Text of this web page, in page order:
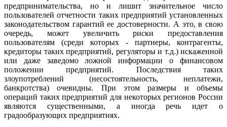
предпринимательства, но и лишит значительное число
пользователей отчетности таких предприятий установленных
законодательством гарантий ее достоверности. А это, в свою
очередь, может увеличить риски предоставления
пользователям (среди которых - партнеры, контрагенты,
кредиторы таких предприятий, регуляторы и т.д.) искаженной
или даже заведомо ложной информации о финансовом
положении предприятий. Последствия таких
злоупотреблений (несостоятельность, неплатежи,
банкротства) очевидны. При этом размеры и объемы
операций таких предприятий для некоторых регионов России
являются существенными, а иногда речь идет о
градообразующих предприятиях.